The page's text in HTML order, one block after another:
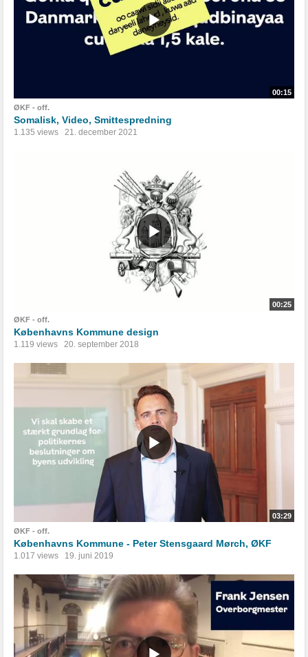
00:15
ØKF - off.
Somalisk, Video, Smittespredning
1.135 views 21. december 2021
00:25
ØKF - off.
Københavns Kommune design
1.119 views 20. september 2018
03:29
ØKF - off.
Københavns Kommune - Peter Stensgaard Mørch, ØKF
1.017 views 19. juni 2019